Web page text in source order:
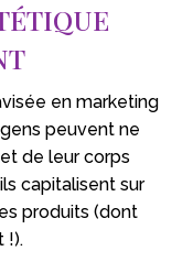
en marketing
peuvent ne
de leur corps
capitalisent sur
produits (dont
!).